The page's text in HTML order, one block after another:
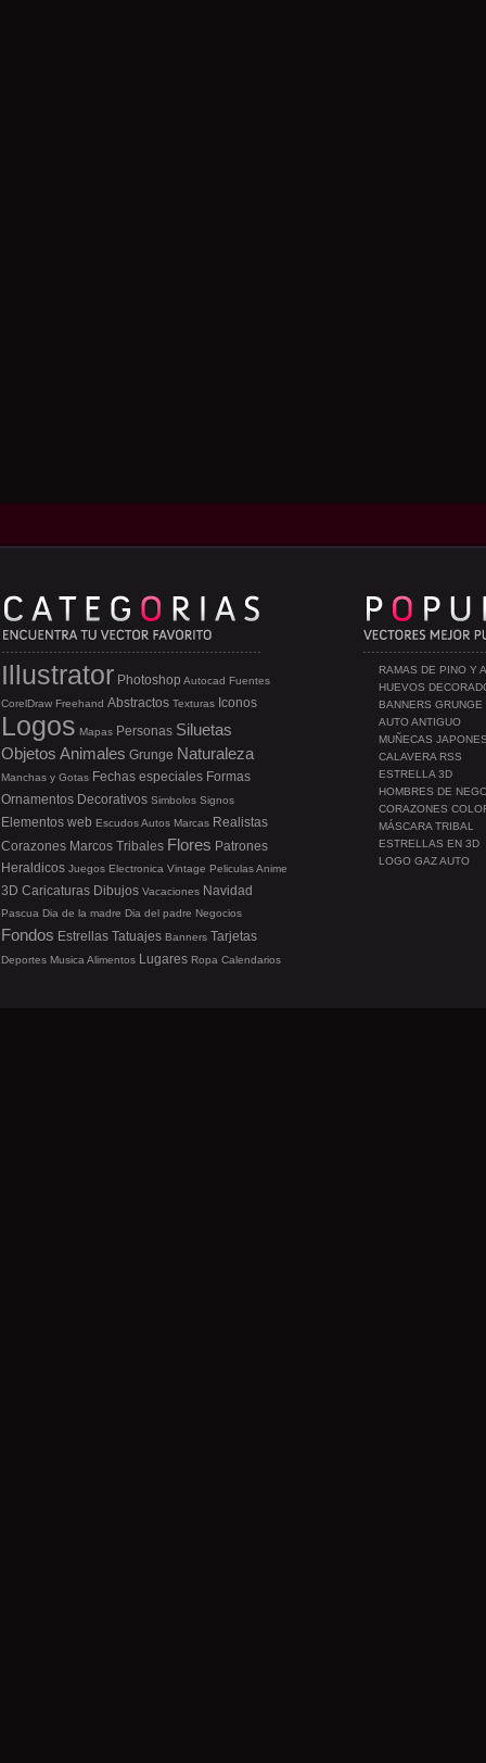
RAMAS DE PINO Y
HUEVOS
BANNERS GRUNGE
AUTO ANTIGUO
MUÑECAS
CALAVERA RSS
ESTRELLA 3D
HOMBRES DE
CORAZONES
MÁSCARA TRIBAL
ESTRELLAS EN 3D
LOGO GAZ AUTO
Illustrator Photoshop Autocad Fuentes
CorelDraw Freehand Abstractos Texturas Iconos
Logos Mapas Personas Siluetas
Objetos Animales Grunge Naturaleza
Manchas y Gotas Fechas especiales Formas
Ornamentos Decorativos Simbolos Signos
Elementos web EscudosAutos Marcas Realistas
Corazones Marcos Tribales Flores Patrones
Heraldicos Juegos Electronica Vintage PeliculasAnime
3D Caricaturas Dibujos Vacaciones Navidad
Pascua Dia de la madre Dia del padre Negocios
Fondos Estrellas Tatuajes Banners Tarjetas
Deportes Musica Alimentos Lugares Ropa Calendarios